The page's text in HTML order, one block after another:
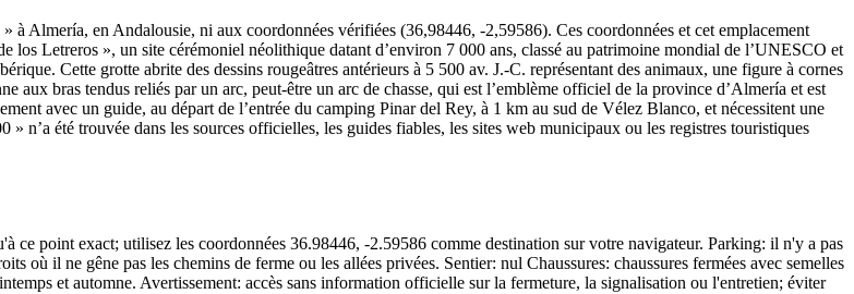
à Almería, en Andalousie, ni aux coordonnées vérifiées (36,98446, -2,59586). Ces coordonnées et cet emplacement
Letreros », un site cérémoniel néolithique datant d’environ 7 000 ans, classé au patrimoine mondial de l’UNESCO et
Cette grotte abrite des dessins rougeâtres antérieurs à 5 500 av. J.-C. représentant des animaux, une figure à cornes
aux bras tendus reliés par un arc, peut-être un arc de chasse, qui est l’emblème officiel de la province d’Almería et est
avec un guide, au départ de l’entrée du camping Pinar del Rey, à 1 km au sud de Vélez Blanco, et nécessitent une
n’a été trouvée dans les sources officielles, les guides fiables, les sites web municipaux ou les registres touristiques
point exact; utilisez les coordonnées 36.98446, -2.59586 comme destination sur votre navigateur. Parking: il n'y a pas
où il ne gêne pas les chemins de ferme ou les allées privées. Sentier: nul Chaussures: chaussures fermées avec semelles
et automne. Avertissement: accès sans information officielle sur la fermeture, la signalisation ou l'entretien; éviter